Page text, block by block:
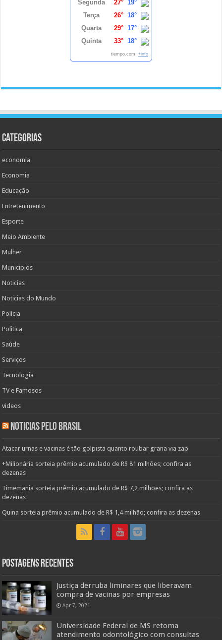
Segunda 27° 19°
Terça
26° 18°
Quarta
29° 17°
Quinta
33° 18°
tiempo.com +info
Categorias
economia
Economia
Educação
Entretenimento
Esporte
Meio Ambiente
Mulher
Municipios
Noticias
Noticias do Mundo
Polícia
Politica
Saúde
Serviços
Tecnologia
TV e Famosos
videos
Noticias pelo Brasil
Atacar urnas e vacinas é tão golpista quanto roubar grana via zap
+Milionária sorteia prêmio acumulado de R$ 81 milhões; confira as
dezenas
Timemania sorteia prêmio acumulado de R$ 7,2 milhões; confira as
dezenas
Quina sorteia prêmio acumulado de R$ 1,4 milhão; confira as dezenas
Postagens Recentes
Justiça derruba liminares que liberavam
compra de vacinas por empresas
Apr 7, 2021
Universidade Federal de MS retoma
atendimento odontológico com consultas